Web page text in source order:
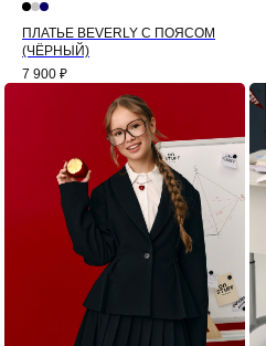
ПЛАТЬЕ BEVERLY С ПОЯСОМ
(ЧЁРНЫЙ)
7 900 ₽